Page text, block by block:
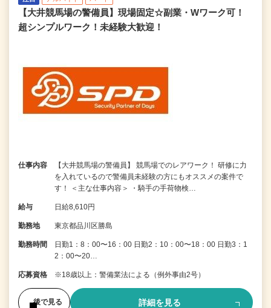
【大井競馬場の警備員】現場固定☆副業・Wワーク可！
超シンプルワーク！未経験大歓迎！
仕事内容
【大井競馬場の警備員】 競馬場でのレアワーク！ 研修に力
を入れているので警備員未経験の方にもオススメの案件で
す！ ＜主な仕事内容＞ ・騎手の手荷物検…
給与 日給8,610円
勤務地 東京都品川区勝島
勤務時間
日勤1：8：00〜16：00 日勤2：10：00〜18：00 日勤3：1
2：00〜20…
応募資格 ※18歳以上：警備業法による（例外事由2号）
後で見る 詳細を見る